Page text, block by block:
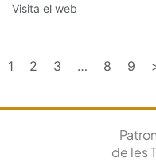
Visita el web
1 2 3 … 8 9
de les